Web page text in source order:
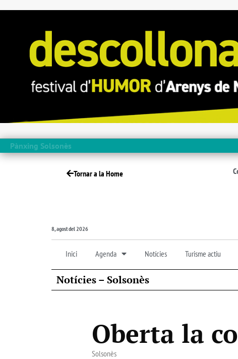
Pànxing Solsonès
Tornar a la Home
8, agost del 2026
Inici Agenda Notícies Turisme actiu
Notícies – Solsonès
Oberta la
Solsonès